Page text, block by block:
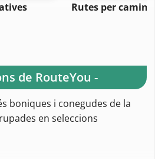
Rutes per
de RouteYou -
boniques i conegudes de la
en seleccions